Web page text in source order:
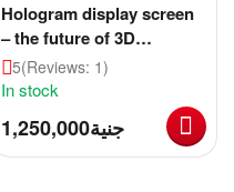
Hologram display screen
– the future of 3D
theatrical performance
5(Reviews: 1)
In stock
جنية1,250,000